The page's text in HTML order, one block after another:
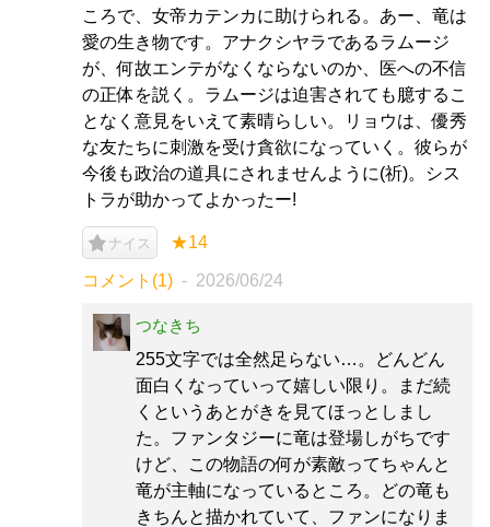
ころで、女帝カテンカに助けられる。あー、竜は
愛の生き物です。アナクシヤラであるラムージ
が、何故エンテがなくならないのか、医への不信
の正体を説く。ラムージは迫害されても臆するこ
となく意見をいえて素晴らしい。リョウは、優秀
な友たちに刺激を受け貪欲になっていく。彼らが
今後も政治の道具にされませんように(祈)。シス
トラが助かってよかったー!
ナイス ★14
コメント(1) 2026/06/24
つなきち
255文字では全然足らない…。どんどん
面白くなっていって嬉しい限り。まだ続
くというあとがきを見てほっとしまし
た。ファンタジーに竜は登場しがちです
けど、この物語の何が素敵ってちゃんと
竜が主軸になっているところ。どの竜も
きちんと描かれていて、ファンになりま